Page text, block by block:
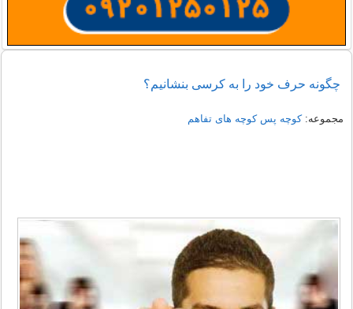
چگونه حرف خود را به کرسی بنشانیم؟
مجموعه:کوچه پس کوچه های تفاهم